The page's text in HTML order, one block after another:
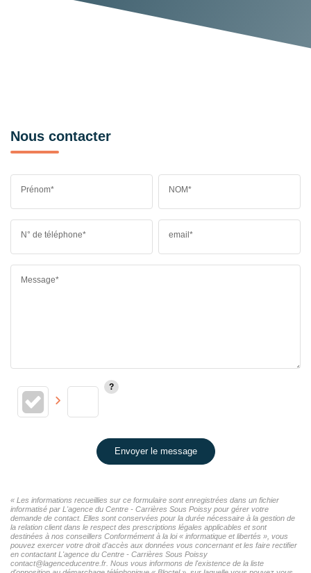
Nous contacter
Prénom* NOM*
N° de téléphone* email*
Message*
Envoyer le message
« Les informations recueillies sur ce formulaire sont enregistrées dans un fichier
informatisé par L'agence du Centre - Carrières Sous Poissy pour gérer votre
demande de contact. Elles sont conservées pour la durée nécessaire à la gestion de
la relation client dans le respect des prescriptions légales applicables et sont
destinées à nos conseillers Conformément à la loi « informatique et libertés », vous
pouvez exercer votre droit d'accès aux données vous concernant et les faire rectifier
en contactant L'agence du Centre - Carrières Sous Poissy
contact@lagenceducentre.fr. Nous vous informons de l'existence de la liste